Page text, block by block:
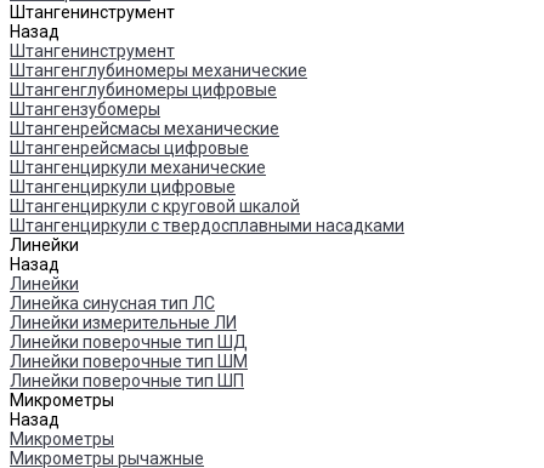
Штангенинструмент
Назад
Штангенинструмент
Штангенглубиномеры механические
Штангенглубиномеры цифровые
Штангензубомеры
Штангенрейсмасы механические
Штангенрейсмасы цифровые
Штангенциркули механические
Штангенциркули цифровые
Штангенциркули с круговой шкалой
Штангенциркули с твердосплавными насадками
Линейки
Назад
Линейки
Линейка синусная тип ЛС
Линейки измерительные ЛИ
Линейки поверочные тип ШД
Линейки поверочные тип ШМ
Линейки поверочные тип ШП
Микрометры
Назад
Микрометры
Микрометры рычажные